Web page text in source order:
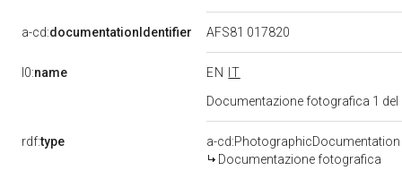
a-cd:documentationIdentifier AFS81 017820
l0:name EN
IT
Documentazione fotografica 1
rdf:type
a-cd:PhotographicDocumentation
Documentazione fotografica